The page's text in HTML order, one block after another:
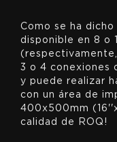
Como se ha
disponible en 8 o
3 o 4 conexiones
y puede realizar
con un área de
400x500mm
calidad de ROQ!